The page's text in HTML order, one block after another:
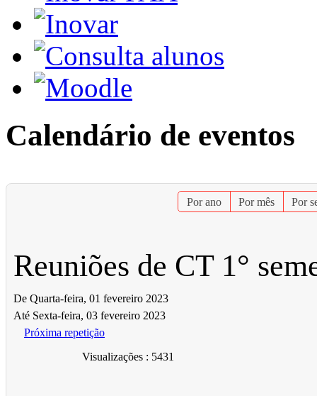
Calendário de eventos
Por ano Por mês Por
Reuniões de CT 1°
De Quarta-feira, 01 fevereiro 2023
Até Sexta-feira, 03 fevereiro 2023
Próxima repetição
Visualizações: 5431